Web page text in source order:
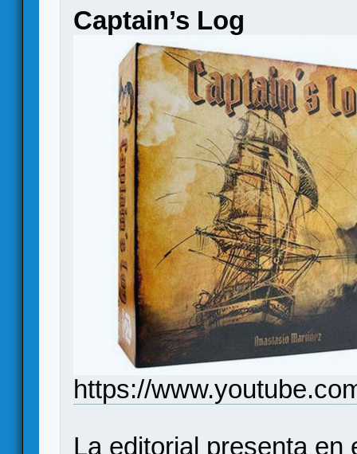
Captain’s Log
https://
La editorial presenta en